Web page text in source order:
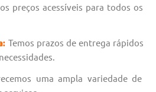
preços acessíveis para todos os
Temos prazos de entrega rápidos
uma ampla variedade de